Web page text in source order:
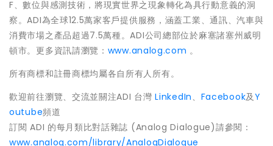
F、數位與感測技術，將現實世界之現象轉化為具行動意義的洞
察。ADI為全球12.5萬家客戶提供服務，涵蓋工業、通訊、汽車與
消費市場之產品超過7.5萬種。ADI公司總部位於麻塞諸塞州威明
頓市。更多資訊請瀏覽： www.analog.com 。
所有商標和註冊商標均屬各自所有人所有。
歡迎前往瀏覽、交流並關注ADI 台灣LinkedIn 、 Facebook及Y
outube頻道
訂閱 ADI 的每月類比對話雜誌 (Analog Dialogue)請參閱：
www.analog.com/library/AnalogDialogue